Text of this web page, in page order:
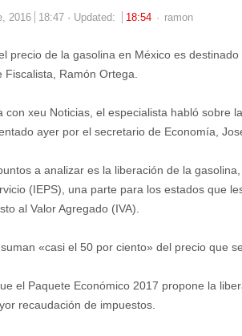
2016 18:47 Updated: 18:54 Author
ramon
precio de la gasolina en México es
Ramón Ortega.
con xeu Noticias, el especialista habló sobre
ayer por el secretario de Economía,
a analizar es la liberación de la
(IEPS), una parte para los estados que
al Valor Agregado (IVA).
«casi el 50 por ciento» del precio que
el Paquete Económico 2017 propone la
recaudación de impuestos.